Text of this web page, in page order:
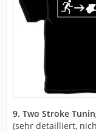
9. Two Stroke
(sehr detailliert,